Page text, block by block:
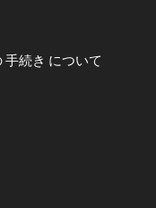
続き について